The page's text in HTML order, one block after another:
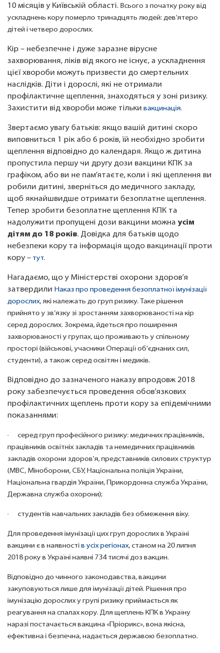
10 місяців у Київській області. Всього з початку року від
ускладнень кору померло тринадцять людей: дев’ятеро
дітей і четверо дорослих.
Кір – небезпечне і дуже заразне вірусне
захворювання, ліків від якого не існує, а ускладнення
цієї хвороби можуть призвести до смертельних
наслідків. Діти і дорослі, які не отримали
профілактичне щеплення, знаходяться у зоні ризику.
Захистити від хвороби може тільки вакцинація.
Звертаємо увагу батьків: якщо вашій дитині скоро
виповниться 1 рік або 6 років, їй необхідно зробити
щеплення відповідно до календаря. Якщо ж дитина
пропустила першу чи другу дози вакцини КПК за
графіком, або ви не пам’ятаєте, коли і які щеплення ви
робили дитині, зверніться до медичного закладу,
щоб якнайшвидше отримати безоплатне щеплення.
Тепер зробити безоплатне щеплення КПК та
надолужити пропущені дози вакцини можна усім
дітям до 18 років. Довідка для батьків щодо
небезпеки кору та інформація щодо вакцинації проти
кору – тут.
Нагадаємо, що у Міністерстві охорони здоров’я
затвердили Наказ про проведення безоплатної імунізації
дорослих, які належать до груп ризику. Таке рішення
прийнято у зв’язку зі зростанням захворюваності на кір
серед дорослих. Зокрема, йдеться про поширення
захворюваності у групах, що проживають у спільному
просторі (військові, учасники Операції об’єднаних сил,
студенти), а також серед освітян і медиків.
Відповідно до зазначеного наказу впродовж 2018
року забезпечується проведення обов’язкових
профілактичних щеплень проти кору за епідемічними
показаннями:
· серед груп професійного ризику: медичних працівників,
працівників освітніх закладів та немедичних працівників
закладів охорони здоров'я, представників силових структур
(МВС, Міноборони, СБУ, Національна поліція України,
Національна гвардія України, Прикордонна служба України,
Державна служба охорони);
· студентів навчальних закладів без обмеження віку.
Для проведення імунізації цих груп дорослих в Україні
вакцини є в наявності в усіх регіонах, станом на 20 липня
2018 року в Україні наявні 734 тисячі доз вакцин.
Відповідно до чинного законодавства, вакцини
закуповуються лише для імунізації дітей. Рішення про
імунізацію дорослих у групі ризику приймається як
реагування на спалах кору. Для щеплень КПК в Україну
наразі постачається вакцина «Пріорикс», вона якісна,
ефективна і безпечна, надається державою безоплатно.